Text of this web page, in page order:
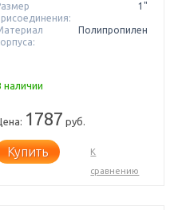
1"
Полипропилен
наличии
1787 руб.
Купить
К
сравнению